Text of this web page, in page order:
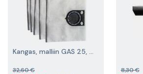
Kangas, malliin GAS 25, 5 kpl
32,60 € 8,30 €